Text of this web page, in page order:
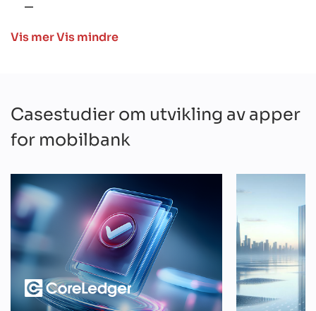
Vis merVis mindre
Casestudier om utvikling av apper
for mobilbank